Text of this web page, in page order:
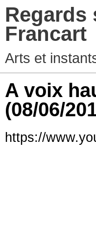
Francart
Arts et
A voix
(08/06/
https://